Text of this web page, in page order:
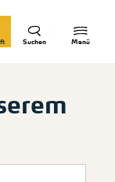
Menü
Suchen